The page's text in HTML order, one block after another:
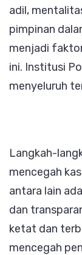
adil,
pimpinan
menjadi
ini. Institusi
menyeluruh
Langkah-
mencegah
antara lain
dan
ketat dan
mencegah